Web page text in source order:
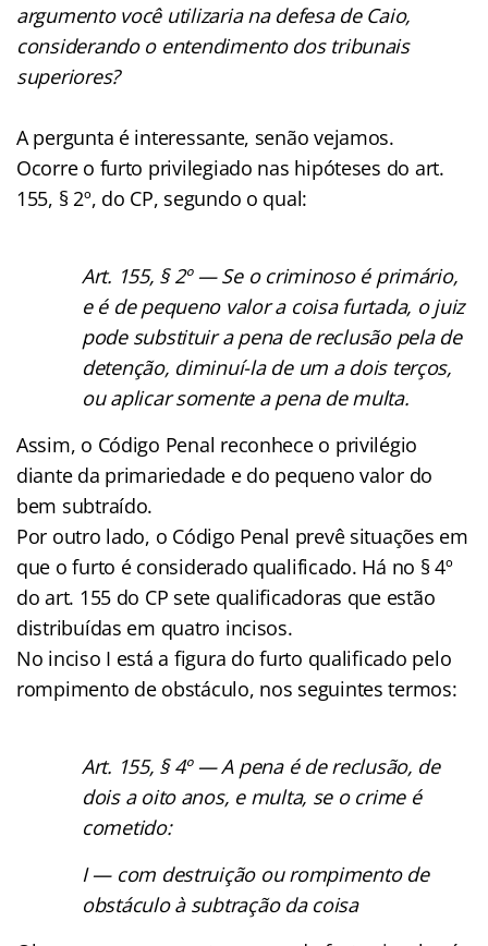
argumento você utilizaria na defesa de Caio,
considerando o entendimento dos tribunais
superiores?
A pergunta é interessante, senão vejamos.
Ocorre o furto privilegiado nas hipóteses do art.
155, § 2º, do CP, segundo o qual:
Art. 155, § 2º — Se o criminoso é primário,
e é de pequeno valor a coisa furtada, o juiz
pode substituir a pena de reclusão pela de
detenção, diminuí-la de um a dois terços,
ou aplicar somente a pena de multa.
Assim, o Código Penal reconhece o privilégio
diante da primariedade e do pequeno valor do
bem subtraído.
Por outro lado, o Código Penal prevê situações em
que o furto é considerado qualificado. Há no § 4º
do art. 155 do CP sete qualificadoras que estão
distribuídas em quatro incisos.
No inciso I está a figura do furto qualificado pelo
rompimento de obstáculo, nos seguintes termos:
Art. 155, § 4º — A pena é de reclusão, de
dois a oito anos, e multa, se o crime é
cometido:
I — com destruição ou rompimento de
obstáculo à subtração da coisa